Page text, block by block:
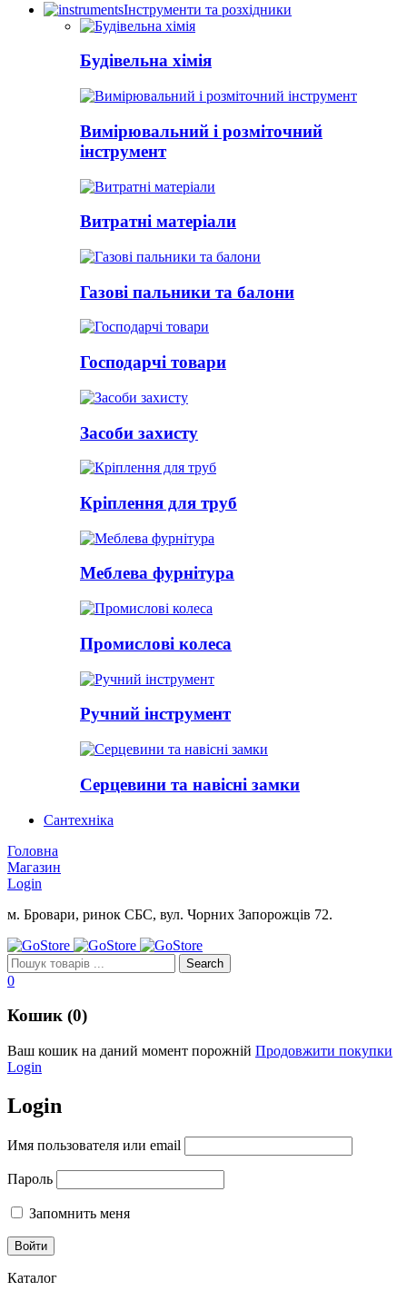
Інструменти та розхідники
Будівельна хімія
Вимірювальний і розміточний
інструмент
Витратні матеріали
Газові пальники та балони
Господарчі товари
Засоби захисту
Кріплення для труб
Меблева фурнітура
Промислові колеса
Ручний інструмент
Серцевини та навісні замки
Сантехніка
Головна
Магазин
Login
м. Бровари, ринок СБС, вул. Чорних Запорожців 72.
0
Кошик (0)
Ваш кошик на даний момент порожній Продовжити покупки
Login
Login
Имя пользователя или email
Пароль
Запомнить меня
Каталог